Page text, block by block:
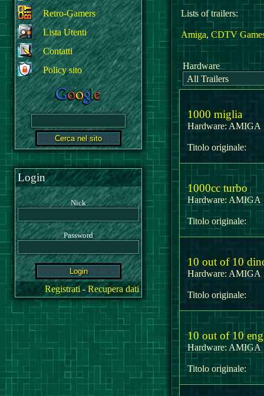
Retro-Gamers
Lista Utenti
Contatti
Policy sito
Login
Nick
Password
Registrati-Recupera dati
Lists of trailers:
Amiga, CDTV
Hardware
1000 miglia
Hardware:
Titolo originale:
1000cc turbo
Hardware:
Titolo originale:
10 out of 10
Hardware:
Titolo originale:
10 out of 10
Hardware:
Titolo originale: